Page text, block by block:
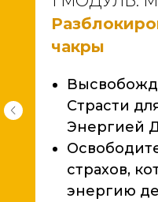
чакры
Страсти
Энергией
страхов,
энергию